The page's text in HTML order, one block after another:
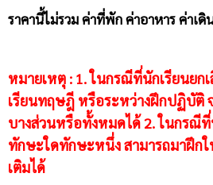
ราคานี้ไม่รวม ค่าที่พัก ค่าอาหาร ค่าเดิ
หมายเหตุ : 1. ในกรณีที่นักเรียนยกเ
เรียนทฤษฎี หรือระหว่างฝึกปฏิบัติ
บางส่วนหรือทั้งหมดได้ 2. ในกรณี
ทักษะใดทักษะหนึ่ง สามารถมาฝึกใ
เติมได้